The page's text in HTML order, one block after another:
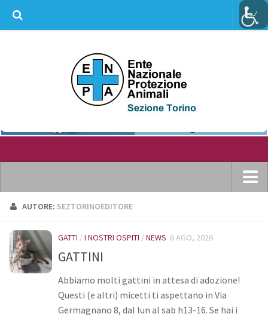
Home
Dove ci puoi trovare
Statuto
I volontari
AUTORE: SEZTORINOEDITORE
GATTI /I NOSTRI OSPITI /NEWS 6 AGO, 2026
GATTINI
Abbiamo molti gattini in attesa di adozione!
Questi (e altri) micetti ti aspettano in Via
Germagnano 8, dal lun al sab h13-16. Se hai i